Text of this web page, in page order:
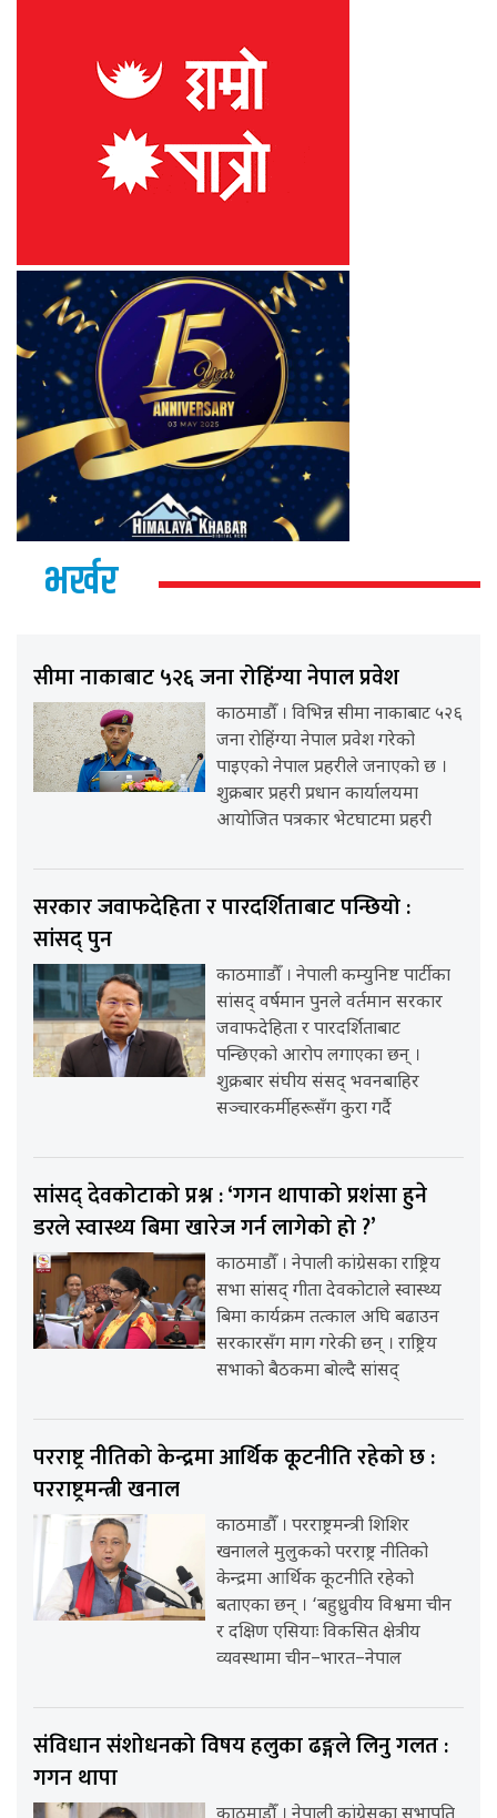
भर्खर
सीमा नाकाबाट ५२६ जना रोहिंग्या नेपाल प्रवेश
काठमाडौँ । विभिन्न सीमा नाकाबाट ५२६
जना रोहिंग्या नेपाल प्रवेश गरेको
पाइएको नेपाल प्रहरीले जनाएको छ ।
शुक्रबार प्रहरी प्रधान कार्यालयमा
आयोजित पत्रकार भेटघाटमा प्रहरी
सरकार जवाफदेहिता र पारदर्शिताबाट पन्छियो :
सांसद् पुन
काठमााडौँ । नेपाली कम्युनिष्ट पार्टीका
सांसद् वर्षमान पुनले वर्तमान सरकार
जवाफदेहिता र पारदर्शिताबाट
पन्छिएको आरोप लगाएका छन् ।
शुक्रबार संघीय संसद् भवनबाहिर
सञ्चारकर्मीहरूसँग कुरा गर्दै
सांसद् देवकोटाको प्रश्न : ‘गगन थापाको प्रशंसा हुने
डरले स्वास्थ्य बिमा खारेज गर्न लागेको हो ?’
काठमाडौँ । नेपाली कांग्रेसका राष्ट्रिय
सभा सांसद् गीता देवकोटाले स्वास्थ्य
बिमा कार्यक्रम तत्काल अघि बढाउन
सरकारसँग माग गरेकी छन् । राष्ट्रिय
सभाको बैठकमा बोल्दै सांसद्
परराष्ट्र नीतिको केन्द्रमा आर्थिक कूटनीति रहेको छ :
परराष्ट्रमन्त्री खनाल
काठमाडौँ । परराष्ट्रमन्त्री शिशिर
खनालले मुलुकको परराष्ट्र नीतिको
केन्द्रमा आर्थिक कूटनीति रहेको
बताएका छन् । ‘बहुध्रुवीय विश्वमा चीन
र दक्षिण एसियाः विकसित क्षेत्रीय
व्यवस्थामा चीन–भारत–नेपाल
संविधान संशोधनको विषय हलुका ढङ्गले लिनु गलत :
गगन थापा